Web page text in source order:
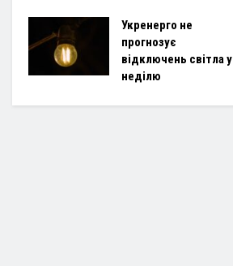
Укренерго не
прогнозує
відключень світла у
неділю